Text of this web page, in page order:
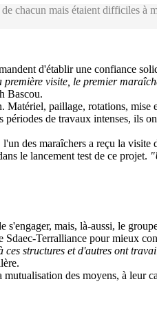
chacun mais étaient difficiles à
d'établir une confiance
première visite, le premier
Bascou.
Matériel, paillage, rotations,
de travaux intenses, ils
des maraîchers a reçu la
le lancement test de ce projet.
s'engager, mais, là-aussi, le
Terralliance pour mieux
structures et d'autres ont
des moyens, à